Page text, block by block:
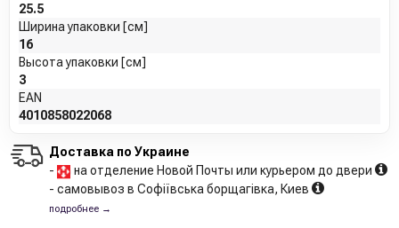
25.5
Ширина упаковки [см]
16
Высота упаковки [см]
3
EAN
4010858022068
Доставка по Украине
-
на отделение Новой Почты или курьером до двери
- самовывоз в Софіївська борщагівка, Киев
подробнее →